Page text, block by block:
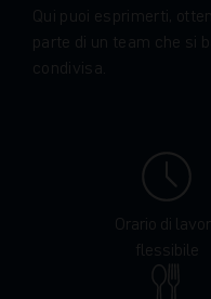
Qui puoi esprimerti,
parte di un team che si
condivisa.
Orario di
flessibile